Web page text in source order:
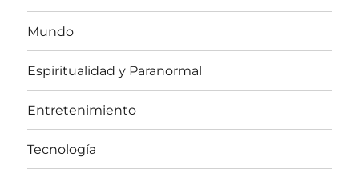
Mundo
Espiritualidad y Paranormal
Entretenimiento
Tecnología